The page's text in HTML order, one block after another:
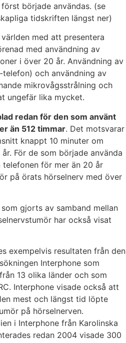
började användas. (se
tidskriften längst ner)
med att presentera
med användning av
i över 20 år. Användning av
och användning av
mikrovågsstrålning och
ungefär lika mycket.
redan för den som använt
än 512 timmar. Det motsvarar
knappt 10 minuter om
För de som började använda
för mer än 20 år
på örats hörselnerv med över
som gjorts av samband mellan
har också visat
exempelvis resultaten från den
Interphone som
13 olika länder och som
Interphone visade också att
mest och längst tid löpte
på hörselnerven.
i Interphone från Karolinska
redan 2004 visade 300